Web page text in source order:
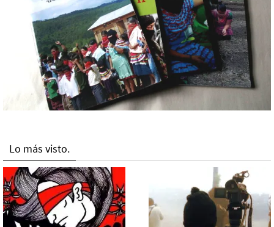
Lo más visto.